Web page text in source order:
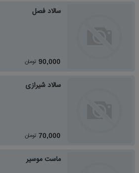
سالاد فصل
90,000 تومان
سالاد شیرازی
70,000 تومان
ماست موسیر